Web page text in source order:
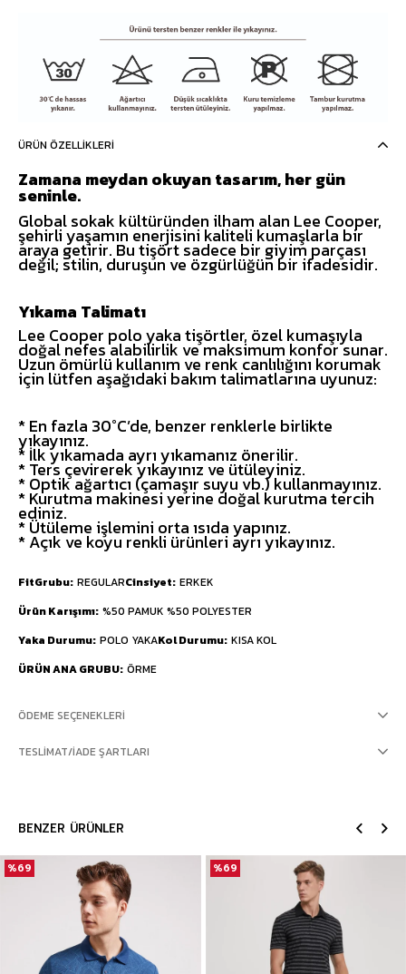
ÜRÜN ÖZELLIKLERI
Zamana meydan okuyan tasarım, her gün
seninle.
Global sokak kültüründen ilham alan Lee Cooper,
şehirli yaşamın enerjisini kaliteli kumaşlarla bir
araya getirir. Bu tişört sadece bir giyim parçası
değil; stilin, duruşun ve özgürlüğün bir ifadesidir.
Yıkama Talimatı
Lee Cooper polo yaka tişörtler, özel kumaşıyla
doğal nefes alabilirlik ve maksimum konfor sunar.
Uzun ömürlü kullanım ve renk canlılığını korumak
için lütfen aşağıdaki bakım talimatlarına uyunuz:
* En fazla 30°C’de, benzer renklerle birlikte
yıkayınız.
* İlk yıkamada ayrı yıkamanız önerilir.
* Ters çevirerek yıkayınız ve ütüleyiniz.
* Optik ağartıcı (çamaşır suyu vb.) kullanmayınız.
* Kurutma makinesi yerine doğal kurutma tercih
ediniz.
* Ütüleme işlemini orta ısıda yapınız.
* Açık ve koyu renkli ürünleri ayrı yıkayınız.
FitGrubu REGULARCinsiyet ERKEK
Ürün Karışımı %50 PAMUK %50 POLYESTER
Yaka Durumu POLO YAKAKol Durumu KISA KOL
ÜRÜN ANA GRUBU ÖRME
ÖDEME SEÇENEKLERI
TESLIMAT/İADE ŞARTLARI
BENZER ÜRÜNLER
%69 %69